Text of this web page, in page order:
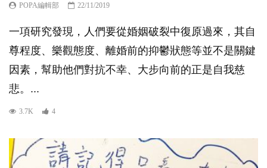
POPA編輯部 22/11/2019
一項研究發現，人們要從婚姻破裂中復原過來，其自
尊程度、樂觀態度、離婚前的抑鬱狀態等並不是關鍵
因素，幫助他們對抗不幸、大步向前的正是自我慈
悲。...
3.7K 4